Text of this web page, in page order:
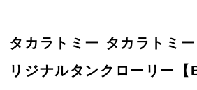
タカラトミー タカラトミ
リジナルタンクローリー